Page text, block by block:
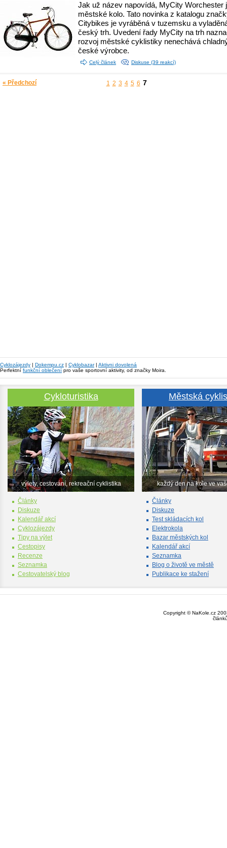
Jak už název napovídá, MyCity Worchester
městské kolo. Tato novinka z katalogu
Citybikes je vyráběná v tuzemsku a
český trh. Uvedení řady MyCity na trh
rozvoj městské cyklistiky nenechává
české výrobce.
Celý článek Diskuse (39 reakcí)
« Předchozí 1 2 3 4 5 6 7
Cyklozájezdy | Dokempu.cz | Cyklobazar| Aktivni dovolená
Perfektní funkční oblečení pro vaše sportovní aktivity, od značky Moira.
Cykloturistika
výlety, cestování, rekreační cyklistika
Články
Diskuze
Kalendář akcí
Cyklozájezdy
Tipy na výlet
Cestopisy
Recenze
Seznamka
Cestovatelský blog
Městská
každý den na kole ve
Články
Diskuze
Test skládacích kol
Elektrokola
Bazar městských kol
Kalendář akcí
Seznamka
Blog o životě ve městě
Publikace ke stažení
Copyright © NaKole.cz